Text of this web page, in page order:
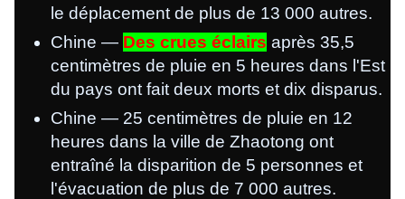
le déplacement de plus de 13 000 autres.
Chine — Des crues éclairs après 35,5
centimètres de pluie en 5 heures dans l'Est
du pays ont fait deux morts et dix disparus.
Chine — 25 centimètres de pluie en 12
heures dans la ville de Zhaotong ont
entraîné la disparition de 5 personnes et
l'évacuation de plus de 7 000 autres.